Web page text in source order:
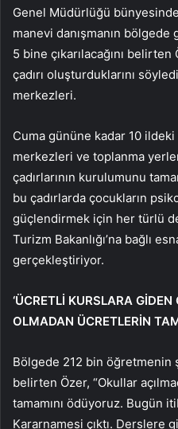
Genel Müdürlüğü
manevi danışmanın bölgede
5 bine çıkarılacağını
çadırı oluşturduklarını
merkezleri.
Cuma gününe kadar 10
merkezleri ve toplanma
çadırlarının kurulumunu
bu çadırlarda çocukların
güçlendirmek için her türlü
Turizm Bakanlığı’na bağlı
gerçekleştiriyor.
‘ÜCRETLİ KURSLARA
OLMADAN ÜCRETLERİN
Bölgede 212 bin öğretmenin
belirten Özer, “Okullar
tamamını ödüyoruz. Bugün
Kararnamesi çıktı. Derslere